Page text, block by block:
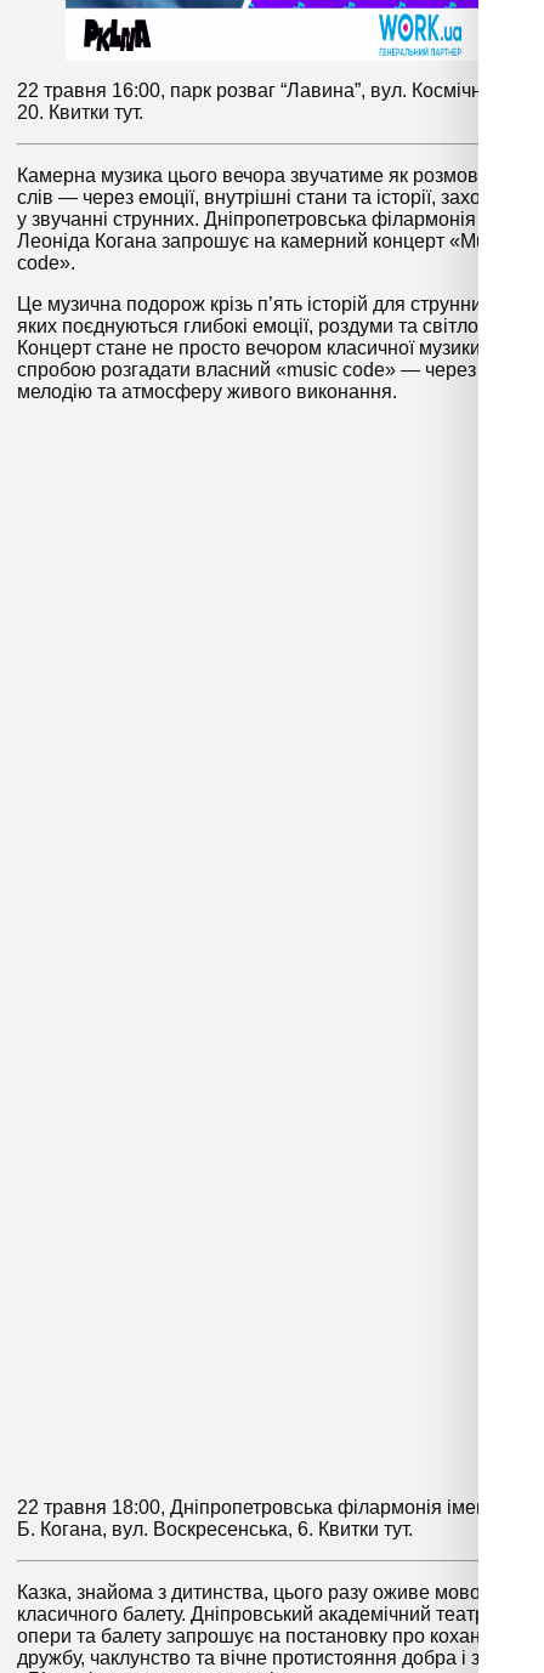
22 травня 16:00, парк розваг “Лавина”, вул. Космічна,
20. Квитки тут.
Камерна музика цього вечора звучатиме як розмова без
слів — через емоції, внутрішні стани та історії, заховані
у звучанні струнних. Дніпропетровська філармонія імені
Леоніда Когана запрошує на камерний концерт «Music
code».
Це музична подорож крізь п’ять історій для струнних, у
яких поєднуються глибокі емоції, роздуми та світло.
Концерт стане не просто вечором класичної музики, а
спробою розгадати власний «music code» — через звук,
мелодію та атмосферу живого виконання.
22 травня 18:00, Дніпропетровська філармонія імені Л.
Б. Когана, вул. Воскресенська, 6. Квитки тут.
Казка, знайома з дитинства, цього разу оживе мовою
класичного балету. Дніпровський академічний театр
опери та балету запрошує на постановку про кохання,
дружбу, чаклунство та вічне протистояння добра і зла —